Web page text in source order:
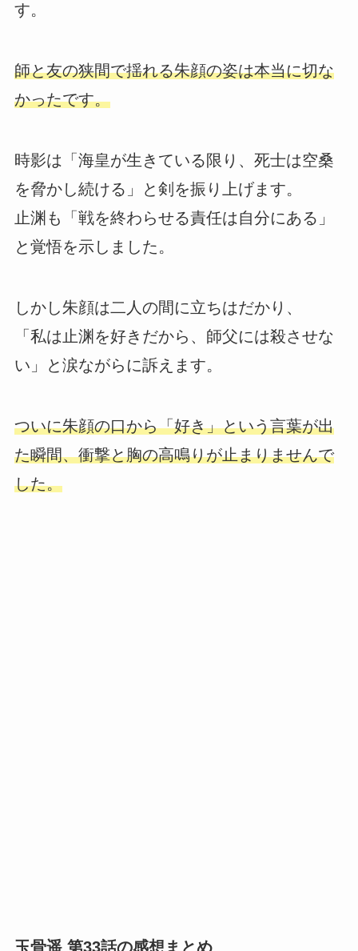
す。
師と友の狭間で揺れる朱顔の姿は本当に切な
かったです。
時影は「海皇が生きている限り、死士は空桑
を脅かし続ける」と剣を振り上げます。
止渊も「戦を終わらせる責任は自分にある」
と覚悟を示しました。
しかし朱顔は二人の間に立ちはだかり、
「私は止渊を好きだから、師父には殺させな
い」と涙ながらに訴えます。
ついに朱顔の口から「好き」という言葉が出
た瞬間、衝撃と胸の高鳴りが止まりませんで
した。
玉骨遥 第33話の感想まとめ